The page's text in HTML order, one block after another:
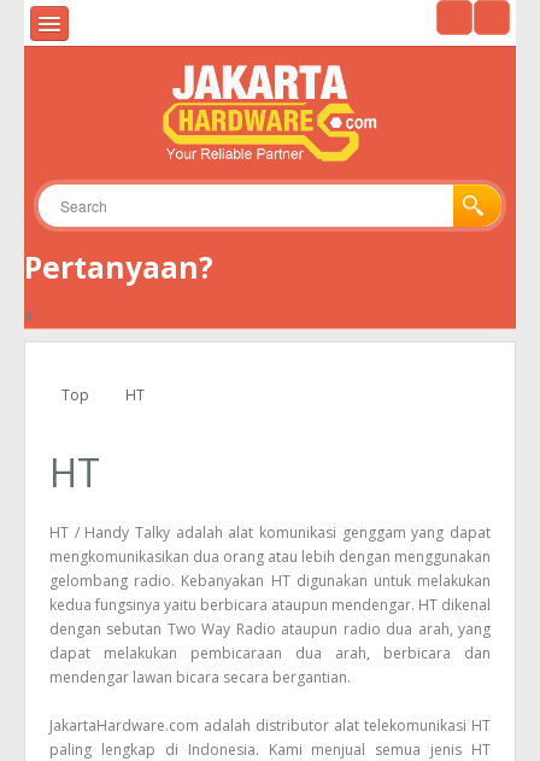
Pertanyaan?
#
ALAT UKUR & ALAT UJI
ALAT TELEKOMUNIKASI
GPS
Top HT
HT
HT / Handy Talky adalah alat komunikasi genggam yang dapat
mengkomunikasikan dua orang atau lebih dengan menggunakan
gelombang radio. Kebanyakan HT digunakan untuk melakukan
kedua fungsinya yaitu berbicara ataupun mendengar. HT dikenal
dengan sebutan Two Way Radio ataupun radio dua arah, yang
dapat melakukan pembicaraan dua arah, berbicara dan
mendengar lawan bicara secara bergantian.
JakartaHardware.com adalah distributor alat telekomunikasi HT
paling lengkap di Indonesia. Kami menjual semua jenis HT